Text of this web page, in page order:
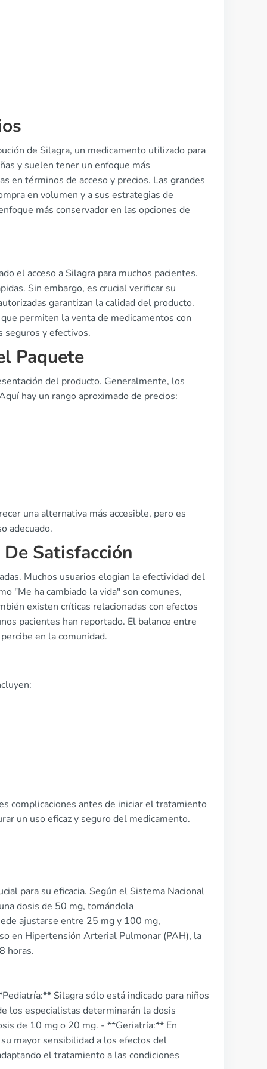
de Silagra, un medicamento utilizado para
y suelen tener un enfoque más
en términos de acceso y precios. Las grandes
en volumen y a sus estrategias de
más conservador en las opciones de
el acceso a Silagra para muchos pacientes.
Sin embargo, es crucial verificar su
garantizan la calidad del producto.
permiten la venta de medicamentos con
seguros y efectivos.
Paquete
del producto. Generalmente, los
hay un rango aproximado de precios:
una alternativa más accesible, pero es
adecuado.
Satisfacción
Muchos usuarios elogian la efectividad del
"Me ha cambiado la vida" son comunes,
existen críticas relacionadas con efectos
pacientes han reportado. El balance entre
en la comunidad.
complicaciones antes de iniciar el tratamiento
un uso eficaz y seguro del medicamento.
para su eficacia. Según el Sistema Nacional
dosis de 50 mg, tomándola
ajustarse entre 25 mg y 100 mg,
en Hipertensión Arterial Pulmonar (PAH), la
horas.
Silagra sólo está indicado para niños
los especialistas determinarán la dosis
de 10 mg o 20 mg. - **Geriatría:** En
mayor sensibilidad a los efectos del
el tratamiento a las condiciones